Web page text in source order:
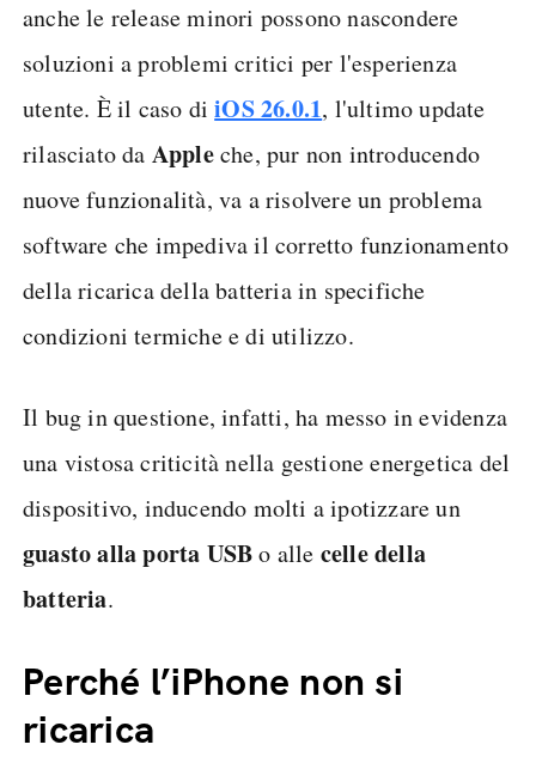
anche le release minori possono nascondere
soluzioni a problemi critici per l'esperienza
utente. È il caso diiOS 26.0.1, l'ultimo update
rilasciato da Appleche, pur non introducendo
nuove funzionalità, va a risolvere un problema
software che impediva il corretto funzionamento
della ricarica della batteria in specifiche
condizioni termiche e di utilizzo.
Il bug in questione, infatti, ha messo in evidenza
una vistosa criticità nella gestione energetica del
dispositivo, inducendo molti a ipotizzare un
guasto alla porta USBo alle celle della
batteria.
Perché l’iPhone non si
ricarica